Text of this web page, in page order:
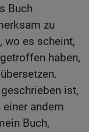
Buch
zu
wo es scheint,
haben,
ist,
andern
Buch,